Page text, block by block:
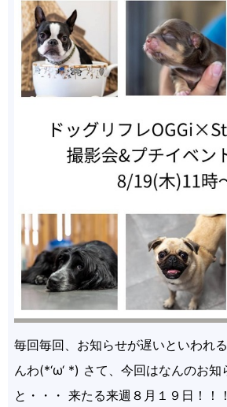
毎回毎回、お知らせが遅いといわれ
んわ(*‘ω‘ *) さて、今回はなんのお知
と・・・ 来たる来週８月１９日！！